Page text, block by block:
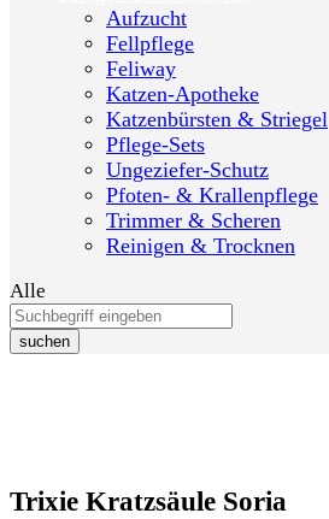
Aufzucht
Fellpflege
Feliway
Katzen-Apotheke
Katzenbürsten & Striegel
Pflege-Sets
Ungeziefer-Schutz
Pfoten- & Krallenpflege
Trimmer & Scheren
Reinigen & Trocknen
Alle
suchen
Trixie Kratzsäule Soria